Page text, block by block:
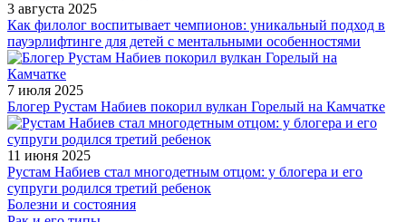
3 августа 2025
Как филолог воспитывает чемпионов: уникальный подход в
пауэрлифтинге для детей с ментальными особенностями
7 июля 2025
Блогер Рустам Набиев покорил вулкан Горелый на Камчатке
11 июня 2025
Рустам Набиев стал многодетным отцом: у блогера и его
супруги родился третий ребенок
Болезни и состояния